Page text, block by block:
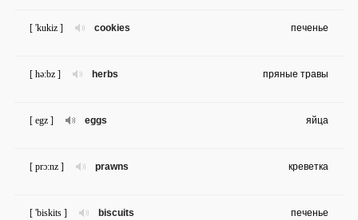
cookies
[ 'kukiz ] печенье
herbs
[ hə:bz ] пряные травы
eggs
[ egz ] яйца
prawns
[ prɔ:nz ] креветка
biscuits
[ 'biskits ] печенье